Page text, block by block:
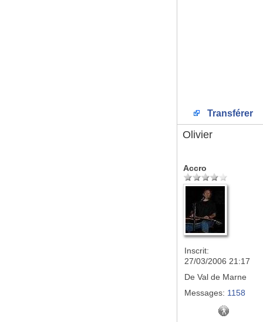
Transférer
Olivier
Accro
Inscrit:
27/03/2006 21:17
De Val de Marne
Messages: 1158